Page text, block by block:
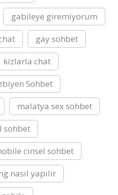
gabileye giremiyorum
gay sohbet
kizlarla chat
Sohbet
malatya sex sohbet
sohbet
cinsel sohbet
nasıl yapılır